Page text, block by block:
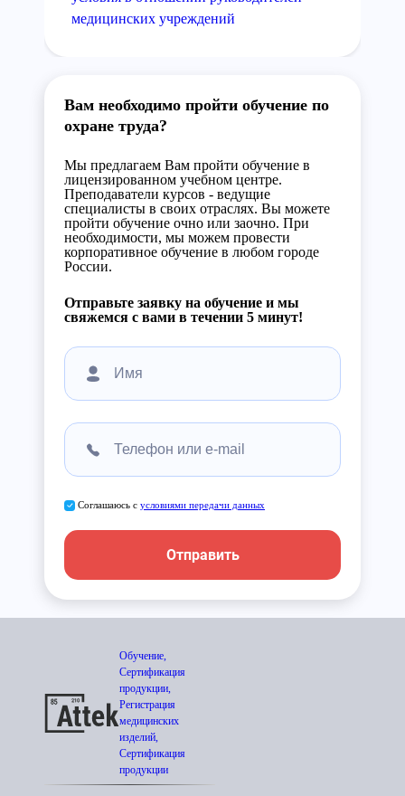
медицинских учреждений
Вам необходимо пройти обучение по
охране труда?
Мы предлагаем Вам пройти обучение в
лицензированном учебном центре.
Преподаватели курсов - ведущие
специалисты в своих отраслях. Вы можете
пройти обучение очно или заочно. При
необходимости, мы можем провести
корпоративное обучение в любом городе
России.
Отправьте заявку на обучение и мы
свяжемся с вами в течении 5 минут!
Соглашаюсь с условиями передачи данных
Отправить
Обучение,
Сертификация
продукции,
Регистрация
медицинских
изделий,
Сертификация
продукции